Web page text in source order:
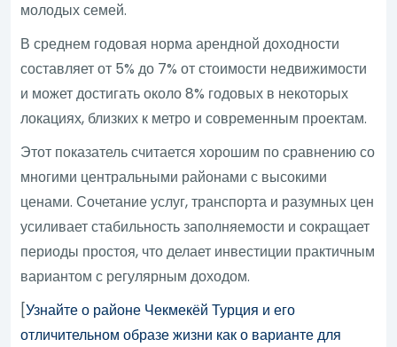
молодых семей.
В среднем годовая норма арендной доходности
составляет от 5% до 7% от стоимости недвижимости
и может достигать около 8% годовых в некоторых
локациях, близких к метро и современным проектам.
Этот показатель считается хорошим по сравнению со
многими центральными районами с высокими
ценами. Сочетание услуг, транспорта и разумных цен
усиливает стабильность заполняемости и сокращает
периоды простоя, что делает инвестиции практичным
вариантом с регулярным доходом.
[Узнайте о районе Чекмекёй Турция и его
отличительном образе жизни как о варианте для